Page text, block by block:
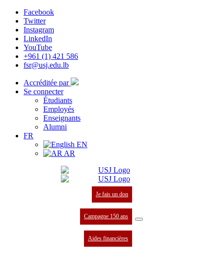
Facebook
Twitter
Instagram
LinkedIn
YouTube
+961 (1) 421 586
fsr@usj.edu.lb
Accréditée par
Se connecter
Étudiants
Employés
Enseignants
Alumni
FR
EN
AR
Je fais un don
Campagne 150 ans
Aides financières